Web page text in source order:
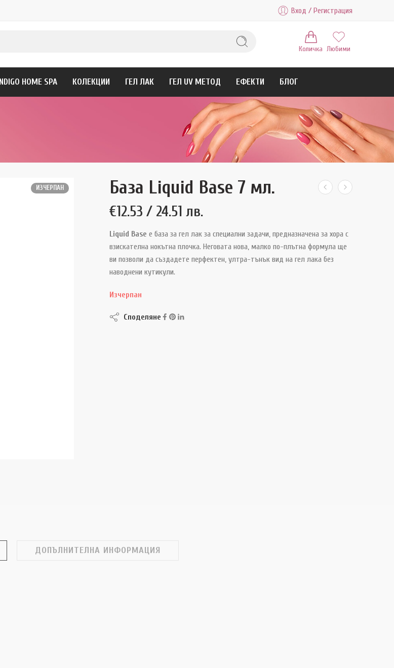
Вход / Регистрация
Количка Любими
INDIGO HOME SPA КОЛЕКЦИИ ГЕЛ ЛАК ГЕЛ UV МЕТОД ЕФЕКТИ БЛОГ
ИЗЧЕРПАН База Liquid Base 7 мл.
€12.53 / 24.51 лв.
Liquid Base е база за гел лак за специални задачи, предназначена за хора с
взискателна нокътна плочка. Неговата нова, малко по-плътна формула ще
ви позволи да създадете перфектен, ултра-тънък вид на гел лака без
наводнени кутикули.
Изчерпан
Споделяне
ДОПЪЛНИТЕЛНА ИНФОРМАЦИЯ